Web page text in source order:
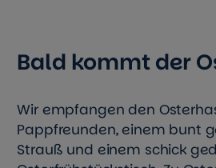
Bald kommt der
Wir empfangen den
Pappfreunden, einem bunt
Strauß und einem schick